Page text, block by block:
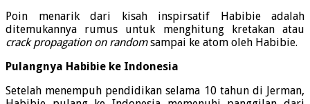
Poin menarik dari kisah inspirsatif Habibie adalah
ditemukannya rumus untuk menghitung kretakan atau
crack propagation on randomsampai ke atom oleh Habibie.
Pulangnya Habibie ke Indonesia
Setelah menempuh pendidikan selama 10 tahun di Jerman,